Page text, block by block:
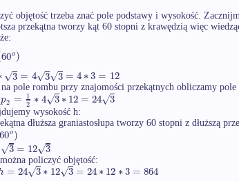
objętość trzeba znać pole podstawy i wysokość.
przekątna tworzy kąt 60 stopni z krawędzią więc
60o)
3
√ = 4 3
√ 3
√ = 4∗3 = 12
pole rombu przy znajomości przekątnych obliczamy pole
p2 = 1
2 ∗4 3
√ ∗12 = 24 3
√
wysokość h:
dłuższa graniastosłupa tworzy 60 stopni z dłuższą
60o)
3
√ = 12 3
√
policzyć objętość:
= 24 3
√ ∗ 12 3
√ = 24∗12 ∗3 = 864